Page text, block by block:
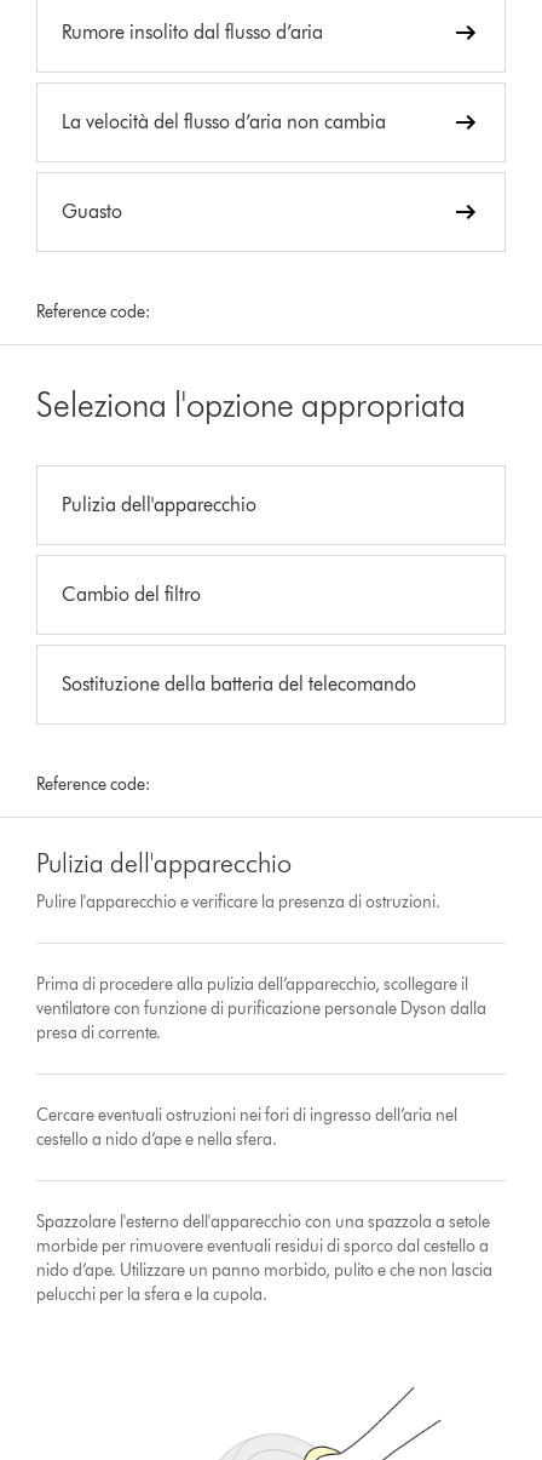
Rumore insolito dal flusso d’aria
La velocità del flusso d’aria non cambia
Guasto
Reference code:
Seleziona l'opzione appropriata
Pulizia dell'apparecchio
Cambio del filtro
Sostituzione della batteria del telecomando
Reference code:
Pulizia dell'apparecchio
Pulire l'apparecchio e verificare la presenza di ostruzioni.
Prima di procedere alla pulizia dell’apparecchio, scollegare il
ventilatore con funzione di purificazione personale Dyson dalla
presa di corrente.
Cercare eventuali ostruzioni nei fori di ingresso dell’aria nel
cestello a nido d’ape e nella sfera.
Spazzolare l'esterno dell'apparecchio con una spazzola a setole
morbide per rimuovere eventuali residui di sporco dal cestello a
nido d’ape. Utilizzare un panno morbido, pulito e che non lascia
pelucchi per la sfera e la cupola.